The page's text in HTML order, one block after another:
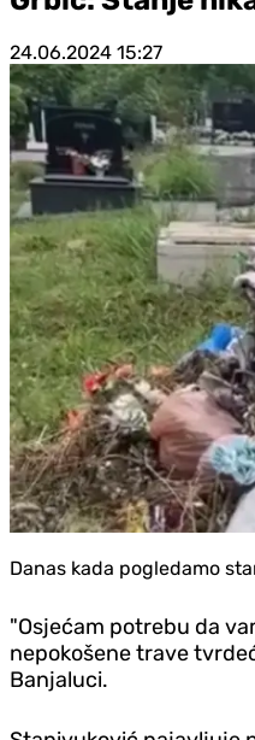
24.06.2024 15:27
Danas kada pogledamo
"Osjećam potrebu da
nepokošene trave
Banjaluci.